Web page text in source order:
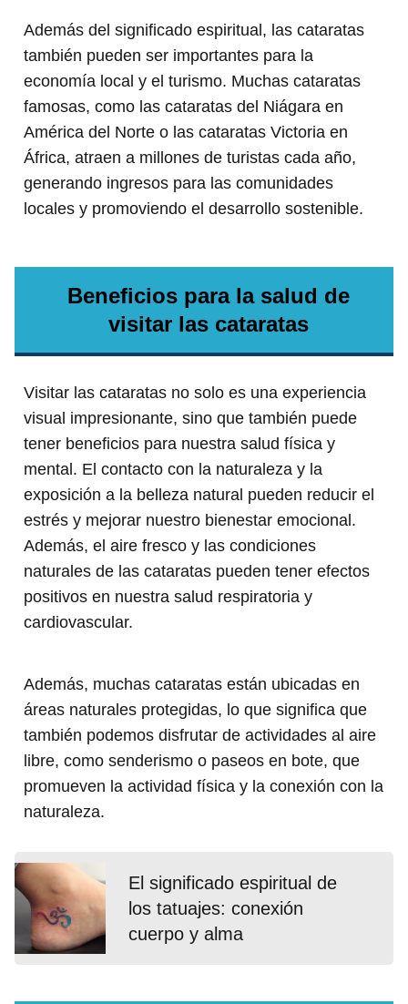
Además del significado espiritual, las cataratas
también pueden ser importantes para la
economía local y el turismo. Muchas cataratas
famosas, como las cataratas del Niágara en
América del Norte o las cataratas Victoria en
África, atraen a millones de turistas cada año,
generando ingresos para las comunidades
locales y promoviendo el desarrollo sostenible.
Beneficios para la salud de
visitar las cataratas
Visitar las cataratas no solo es una experiencia
visual impresionante, sino que también puede
tener beneficios para nuestra salud física y
mental. El contacto con la naturaleza y la
exposición a la belleza natural pueden reducir el
estrés y mejorar nuestro bienestar emocional.
Además, el aire fresco y las condiciones
naturales de las cataratas pueden tener efectos
positivos en nuestra salud respiratoria y
cardiovascular.
Además, muchas cataratas están ubicadas en
áreas naturales protegidas, lo que significa que
también podemos disfrutar de actividades al aire
libre, como senderismo o paseos en bote, que
promueven la actividad física y la conexión con la
naturaleza.
El significado espiritual de
los tatuajes: conexión
cuerpo y alma